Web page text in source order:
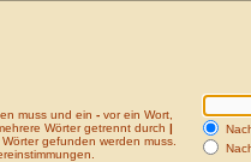
muss und ein - vor ein Wort,
Wörter getrennt durch |
gefunden werden muss.